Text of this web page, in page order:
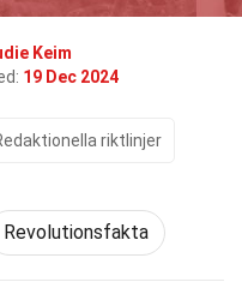
Keim
19 Dec 2024
riktlinjer
Revolutionsfakta